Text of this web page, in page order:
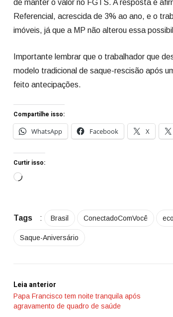
de manter o valor no FGTS. A resposta é
Referencial, acrescida de 3% ao ano, e o
imóveis, já que a MP não alterou essa
Importante lembrar que o trabalhador que
modelo tradicional de saque-rescisão após
feito antecipações.
Compartilhe isso:
WhatsApp
Facebook X
Curtir isso:
Tags : Brasil ConectadoComVocê
Saque-Aniversário
Leia anterior
Papa Francisco tem noite tranquila após
agravamento de quadro de saúde